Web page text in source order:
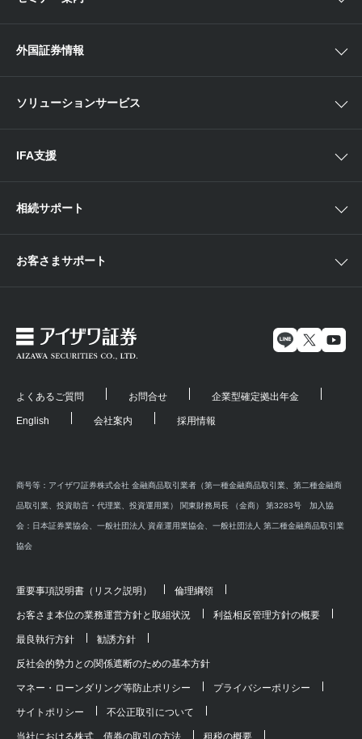
ラップサービス
新商品情報
各種お手続き
便利なサービス
当社サービスのご利用にあたって
近畿
外国証券情報
ソリューションサービス
IFA支援
相続サポート
お客さまサポート
よくあるご質問 お問合せ 企業型確定拠出年金
English 会社案内 採用情報
商号等：アイザワ証券株式会社 金融商品取引業者（第一種金融商品取引業、第二種金融商
品取引業、投資助言・代理業、投資運用業） 関東財務局長 （金商） 第3283号 加入協
会：日本証券業協会、一般社団法人 資産運用業協会、一般社団法人 第二種金融商品取引業
協会
重要事項説明書（リスク説明） 倫理綱領
お客さま本位の業務運営方針と取組状況 利益相反管理方針の概要
最良執行方針 勧誘方針
反社会的勢力との関係遮断のための基本方針
マネー・ローンダリング等防止ポリシー プライバシーポリシー
サイトポリシー 不公正取引について